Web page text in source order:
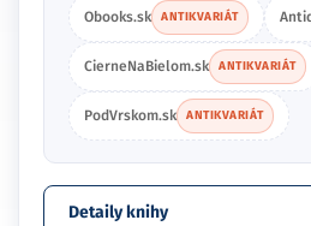
Obooks.sk ANTIKVARIÁT
CierneNaBielom.sk ANTIKVARIÁT
PodVrskom.sk ANTIKVARIÁT
Detaily knihy